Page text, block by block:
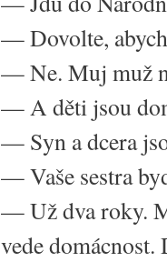
—Dovolte,
—Ne. Muj muž
—A děti jsou
— Syn a dcera
—Vaše sestra
—Už dva roky.
vede